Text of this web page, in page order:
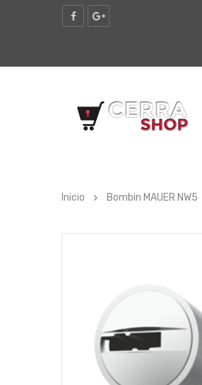
Inicio Bombin MAUER NW5